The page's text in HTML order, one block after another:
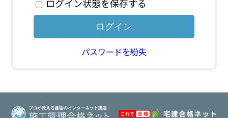
ログイン状態を保存する
パスワードを紛失